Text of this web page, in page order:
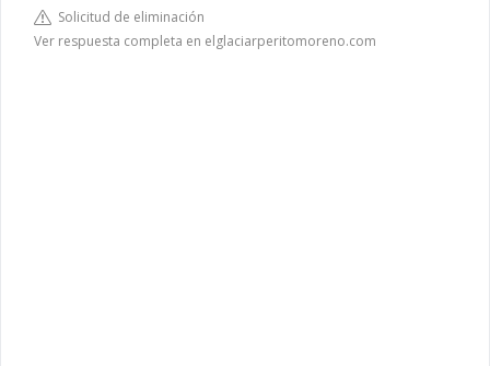
Solicitud de eliminación
Ver respuesta completa en elglaciarperitomoreno.com